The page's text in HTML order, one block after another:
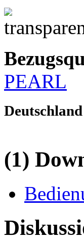
PEARL
Deutschland
(1)